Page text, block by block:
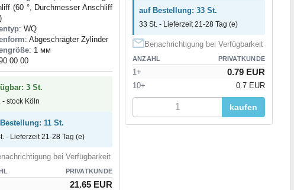
(60 °, Durchmesser Anschliff
: WQ
: Abgeschrägter Zylinder
: 1 мм
00 00
3 St.
- stock Köln
11 St.
- Lieferzeit 21-28 Tag (e)
bei Verfügbarkeit
PRIVATKUNDE
21.65 EUR
auf Bestellung: 33 St.
33 St. - Lieferzeit 21-28 Tag (e)
Benachrichtigung bei Verfügbarkeit
ANZAHL PRIVATKUNDE
1+ 0.79 EUR
10+ 0.7 EUR
kaufen